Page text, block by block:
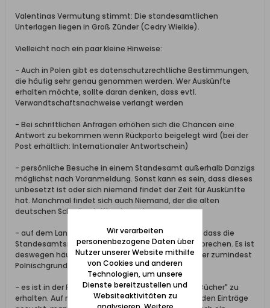
Valentinas Vermutung stimmt: Die standesamtlichen
Unterlagen liegen in Groß Zünder (Cedry Wielkie).
Vielleicht noch ein paar kleine Hinweise:
- Auch in Polen gibt es datenschutzrechtliche Bestimmungen,
die häufig sehr genau genommen werden. Wer Auskünfte
erhalten möchte, sollte daran denken, dass evtl.
Verwandtschaftsnachweise verlangt werden
- Bei schriftlichen Anfragen erhöhen sich die Chancen eine
Antwort zu bekommen wenn Rückporto beigelegt wird (bei der
Post erhältlich: Internationaler Antwortschein)
- persönliche Besuche in einem Standesamt außerhalb Danzigs
möglichst nach Voranmeldung. Sonst kann es sein, dass dieses
unbesetzt ist oder sich niemand findet der Zeit für Auskünfte
hat. Manchmal findet sich auch Niemand, der die alten
deutschen Schreibschriften lesen kann...
- auf dem Land ist nicht immer damit zu rechnen, dass die
Standesamtsmitarbeiter deutsch oder englisch sprechen. Es ist
deswegen häufig sehr hilfreich, wenn Besucher über zumindest
Polnischgrundkenntnisse verfügen
- es ist in der Regel NICHT möglich, "Einblick in die Bücher" zu
erhalten. Auf möglichst konkrete Angaben hin werden Einträge
Wir verarbeiten
personenbezogene Daten über
Nutzer unserer Website mithilfe
von Cookies und anderen
Technologien, um unsere
Dienste bereitzustellen und
Websiteaktivitäten zu